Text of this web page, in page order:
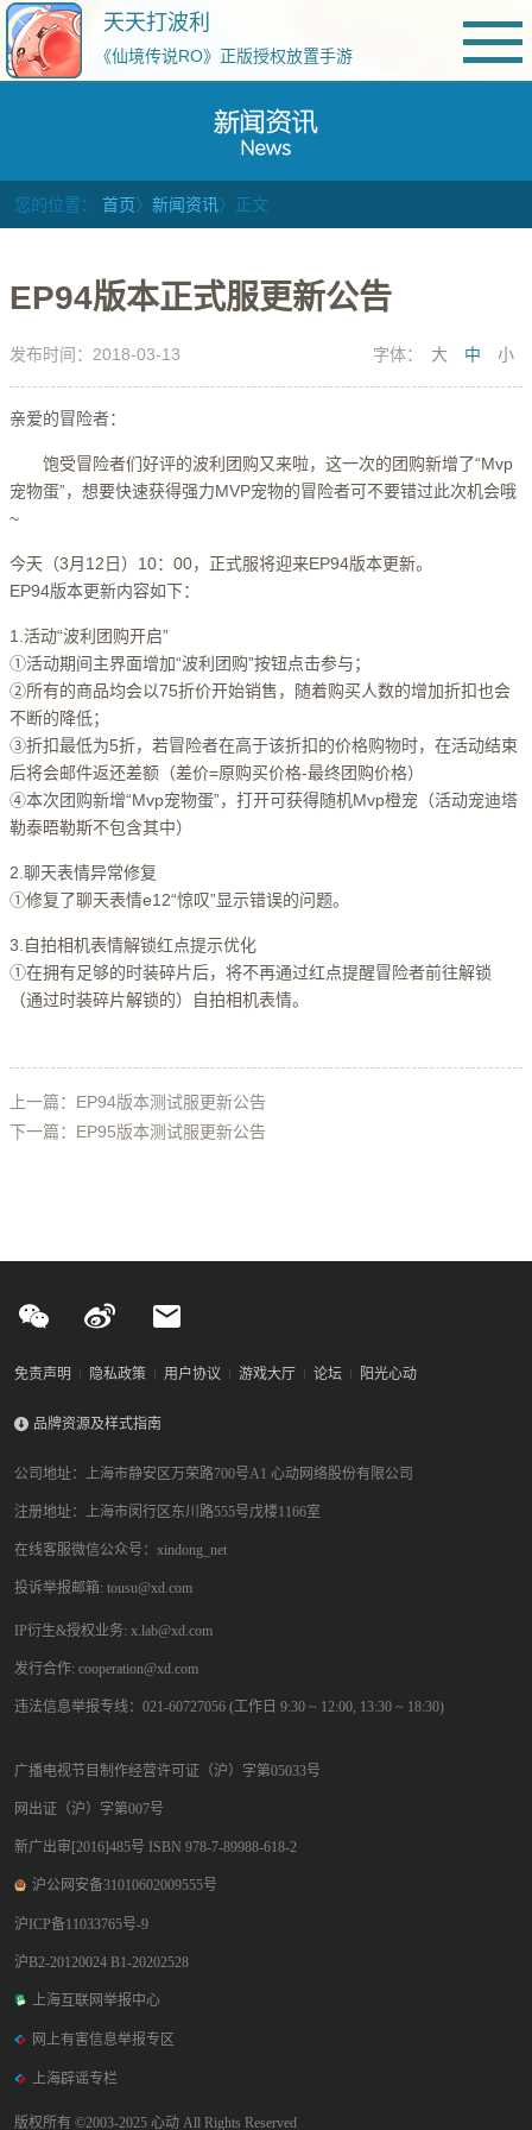
天天打波利
《仙境传说RO》正版授权放置手游
您的位置： 首页〉 新闻资讯 〉正文
EP94版本正式服更新公告
发布时间：2018-03-13 字体： 大 中 小
亲爱的冒险者：
饱受冒险者们好评的波利团购又来啦，这一次的团购新增了“Mvp
宠物蛋”，想要快速获得强力MVP宠物的冒险者可不要错过此次机会哦
~
今天（3月12日）10：00，正式服将迎来EP94版本更新。
EP94版本更新内容如下：
1.活动“波利团购开启”
①活动期间主界面增加“波利团购”按钮点击参与；
②所有的商品均会以75折价开始销售，随着购买人数的增加折扣也会
不断的降低；
③折扣最低为5折，若冒险者在高于该折扣的价格购物时，在活动结束
后将会邮件返还差额（差价=原购买价格-最终团购价格）
④本次团购新增“Mvp宠物蛋”，打开可获得随机Mvp橙宠（活动宠迪塔
勒泰晤勒斯不包含其中）
2.聊天表情异常修复
①修复了聊天表情e12“惊叹”显示错误的问题。
3.自拍相机表情解锁红点提示优化
①在拥有足够的时装碎片后，将不再通过红点提醒冒险者前往解锁
（通过时装碎片解锁的）自拍相机表情。
上一篇：EP94版本测试服更新公告
下一篇：EP95版本测试服更新公告
免责声明 隐私政策 用户协议 游戏大厅 论坛 阳光心动
品牌资源及样式指南
公司地址：上海市静安区万荣路700号A1 心动网络股份有限公司
注册地址：上海市闵行区东川路555号戊楼1166室
在线客服微信公众号：xindong_net
投诉举报邮箱: tousu@xd.com
IP衍生&授权业务: x.lab@xd.com
发行合作: cooperation@xd.com
违法信息举报专线：021-60727056 (工作日 9:30 ~ 12:00, 13:30 ~ 18:30)
广播电视节目制作经营许可证（沪）字第05033号
网出证（沪）字第007号
新广出审[2016]485号 ISBN 978-7-89988-618-2
沪公网安备31010602009555号
沪ICP备11033765号-9
沪B2-20120024 B1-20202528
上海互联网举报中心
网上有害信息举报专区
上海辟谣专栏
版权所有 ©2003-2025 心动 All Rights Reserved